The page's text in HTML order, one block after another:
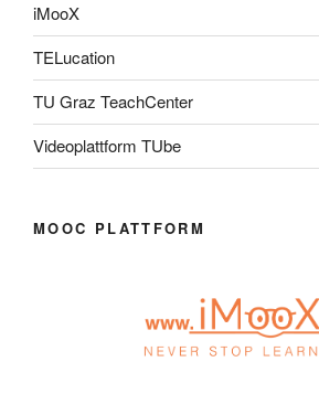
iMooX
TELucation
TU Graz TeachCenter
Videoplattform TUbe
MOOC PLATTFORM